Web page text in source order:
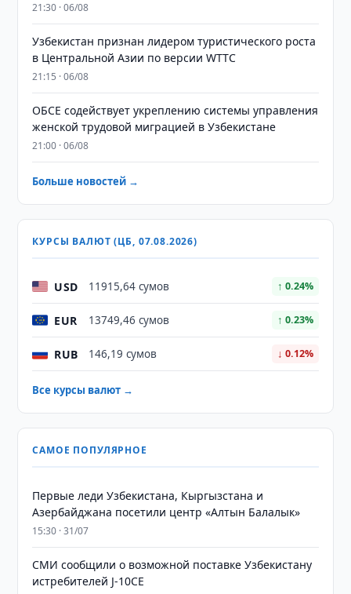
21:30 · 06/08
Узбекистан признан лидером туристического роста
в Центральной Азии по версии WTTC
21:15 · 06/08
ОБСЕ содействует укреплению системы управления
женской трудовой миграцией в Узбекистане
21:00 · 06/08
Больше новостей →
КУРСЫ ВАЛЮТ (ЦБ, 07.08.2026)
USD 11915,64 сумов ↑ 0.24%
EUR 13749,46 сумов ↑ 0.23%
RUB 146,19 сумов ↓ 0.12%
Все курсы валют →
САМОЕ ПОПУЛЯРНОЕ
Первые леди Узбекистана, Кыргызстана и
Азербайджана посетили центр «Алтын Балалык»
15:30 · 31/07
СМИ сообщили о возможной поставке Узбекистану
истребителей J-10CE